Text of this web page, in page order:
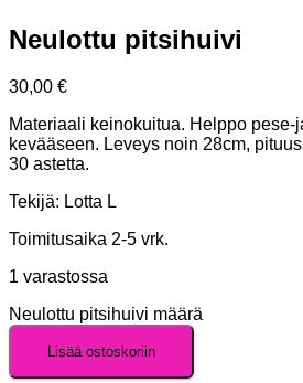
Neulottu pitsihuivi
30,00 €
Materiaali keinokuitua. Helppo pese-
kevääseen. Leveys noin 28cm,
30 astetta.
Tekijä: Lotta L
Toimitusaika 2-5 vrk.
1 varastossa
Neulottu pitsihuivi määrä
Lisää ostoskoriin